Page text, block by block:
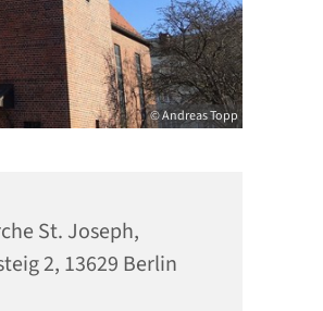
© Andreas Topp
St. Joseph,
2, 13629 Berlin